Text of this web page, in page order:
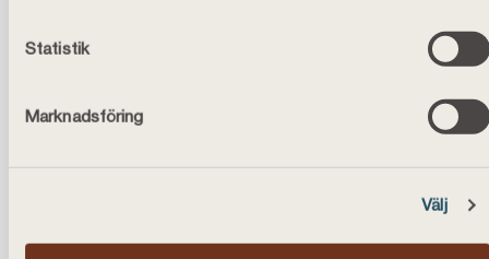
Statistik
Marknadsföring
Välj
beror på flera faktorer. Här får du tips på hur du